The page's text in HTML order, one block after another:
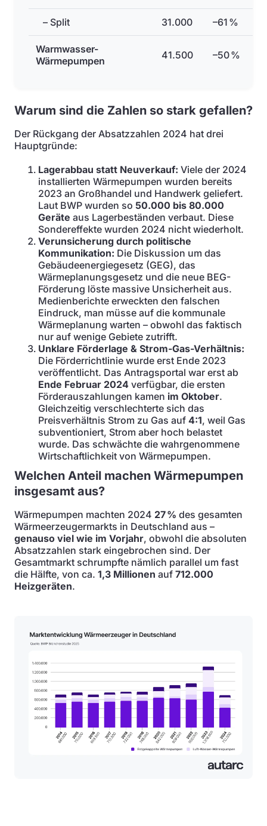
– Split 31.000 –61 %
Warmwasser-
Wärmepumpen
41.500 –50 %
Warum sind die Zahlen so stark gefallen?
Der Rückgang der Absatzzahlen 2024 hat drei
Hauptgründe:
Lagerabbau statt Neuverkauf: Viele der 2024
installierten Wärmepumpen wurden bereits
2023 an Großhandel und Handwerk geliefert.
Laut BWP wurden so 50.000 bis 80.000
Geräte aus Lagerbeständen verbaut. Diese
Sondereffekte wurden 2024 nicht wiederholt.
Verunsicherung durch politische
Kommunikation: Die Diskussion um das
Gebäudeenergiegesetz (GEG), das
Wärmeplanungsgesetz und die neue BEG-
Förderung löste massive Unsicherheit aus.
Medienberichte erweckten den falschen
Eindruck, man müsse auf die kommunale
Wärmeplanung warten – obwohl das faktisch
nur auf wenige Gebiete zutrifft.
Unklare Förderlage & Strom-Gas-Verhältnis:
Die Förderrichtlinie wurde erst Ende 2023
veröffentlicht. Das Antragsportal war erst ab
Ende Februar 2024 verfügbar, die ersten
Förderauszahlungen kamen im Oktober.
Gleichzeitig verschlechterte sich das
Preisverhältnis Strom zu Gas auf 4:1, weil Gas
subventioniert, Strom aber hoch belastet
wurde. Das schwächte die wahrgenommene
Wirtschaftlichkeit von Wärmepumpen.
Welchen Anteil machen Wärmepumpen
insgesamt aus?
Wärmepumpen machten 2024 27 % des gesamten
Wärmeerzeugermarkts in Deutschland aus –
genauso viel wie im Vorjahr, obwohl die absoluten
Absatzzahlen stark eingebrochen sind. Der
Gesamtmarkt schrumpfte nämlich parallel um fast
die Hälfte, von ca. 1,3 Millionen auf 712.000
Heizgeräten.